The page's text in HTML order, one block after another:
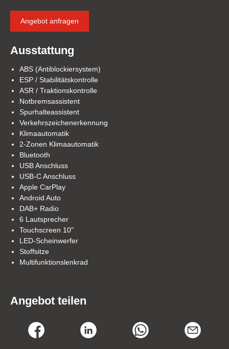
Angebot anfragen
Ausstattung
ABS (Antiblockiersystem)
ESP / Stabilitätskontrolle
ASR / Traktionskontrolle
Notbremsassistent
Spurhalteassistent
Verkehrszeichenerkennung
Klimaautomatik
2-Zonen Klimaautomatik
Bluetooth
USB Anschluss
USB-C Anschluss
Apple CarPlay
Android Auto
DAB+ Radio
6 Lautsprecher
Touchscreen 10"
LED-Scheinwerfer
Stoffsitze
Multifunktionslenkrad
Angebot teilen